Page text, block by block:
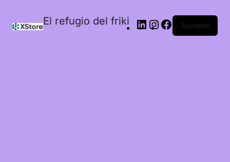
El refugio del friki Acceder